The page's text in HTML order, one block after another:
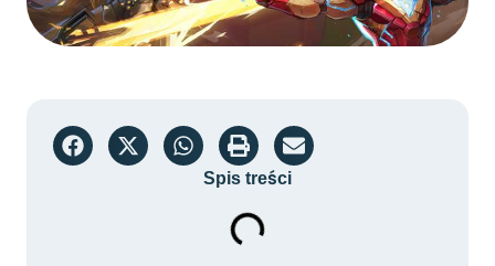
Spis treści